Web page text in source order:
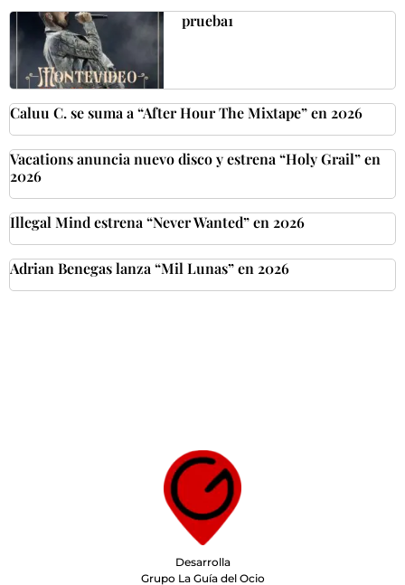
prueba1
Caluu C. se suma a “After Hour The Mixtape” en 2026
Vacations anuncia nuevo disco y estrena “Holy Grail” en
2026
Illegal Mind estrena “Never Wanted” en 2026
Adrian Benegas lanza “Mil Lunas” en 2026
Desarrolla
Grupo La Guía del Ocio